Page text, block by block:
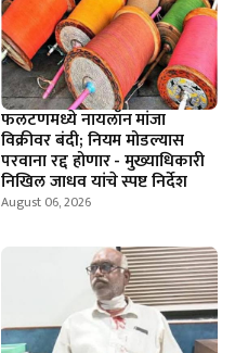
फलटणमध्ये नायलॉन मांजा
विक्रीवर बंदी; नियम मोडल्यास
परवाना रद्द होणार - मुख्याधिकारी
निखिल जाधव यांचे स्पष्ट निर्देश
August 06, 2026